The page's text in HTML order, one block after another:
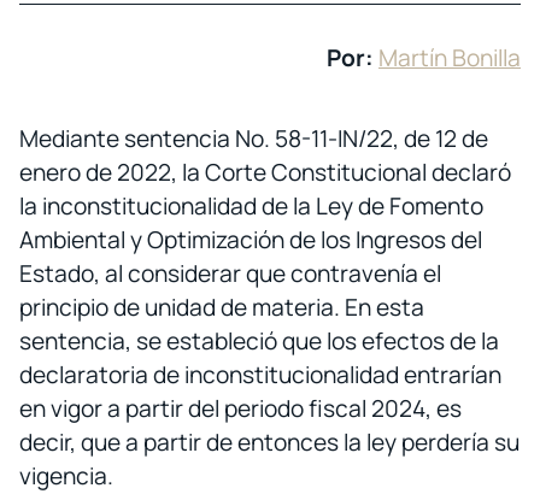
Por: Martín Bonilla
Mediante sentencia No. 58-11-IN/22, de 12 de
enero de 2022, la Corte Constitucional declaró
la inconstitucionalidad de la Ley de Fomento
Ambiental y Optimización de los Ingresos del
Estado, al considerar que contravenía el
principio de unidad de materia. En esta
sentencia, se estableció que los efectos de la
declaratoria de inconstitucionalidad entrarían
en vigor a partir del periodo fiscal 2024, es
decir, que a partir de entonces la ley perdería su
vigencia.